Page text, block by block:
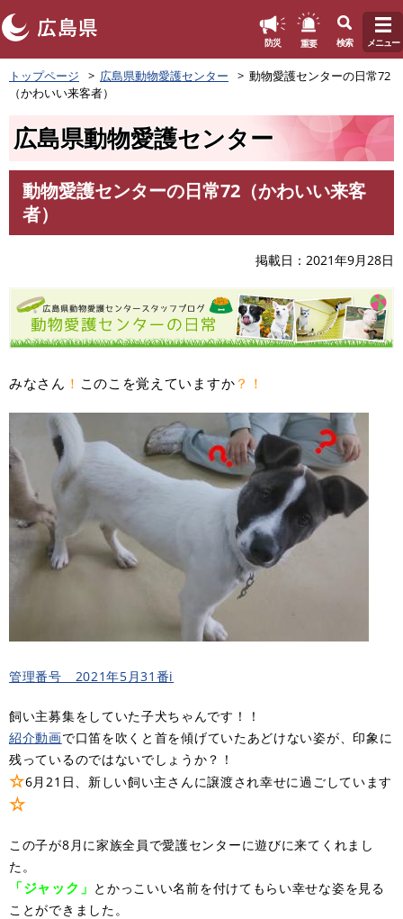
ペ
ー
防災 重要 検索 メニュー
トップページ 広島県動物愛護センター
動物愛護センターの日常72
（かわいい来客者）
広島県動物愛護センター
動物愛護センターの日常72（かわいい来客
者）
掲載日 2021年9月28日
みなさん ！ このこを覚えていますか？！
管理番号 2021年5月31番i
飼い主募集をしていた子犬ちゃんです！！
紹介動画で口笛を吹くと首を傾げていたあどけない姿が、印象に
残っているのではないでしょうか？！
☆6月21日、新しい飼い主さんに譲渡され幸せに過ごしています
☆
この子が8月に家族全員で愛護センターに遊びに来てくれまし
た。
「ジャック」 とかっこいい名前を付けてもらい幸せな姿を見る
ことができました。